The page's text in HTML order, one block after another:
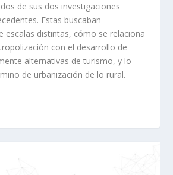
de sus dos investigaciones
Estas buscaban
escalas distintas, cómo se relaciona
con el desarrollo de
alternativas de turismo, y lo
de urbanización de lo rural.